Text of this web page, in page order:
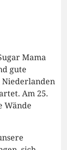
Mama
gute
Niederlanden
Am 25.
Wände